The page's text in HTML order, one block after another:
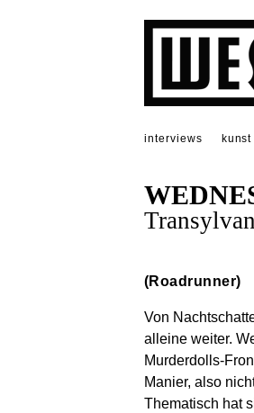
interviews kunst
(Roadrunner)
Von
alleine weiter.
Murderdolls-
Manier, also
Thematisch hat